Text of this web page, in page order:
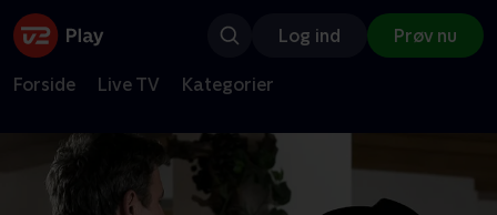
Log ind Prøv nu
Forside Live TV Kategorier